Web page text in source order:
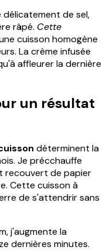
de sel,
râpé. Cette
cuisson homogène
La crème infusée
affleurer la dernière
un résultat
déterminent la
Je précchauffe
recouvert de papier
Cette cuisson à
de s'attendrir sans
j'augmente la
dernières minutes.